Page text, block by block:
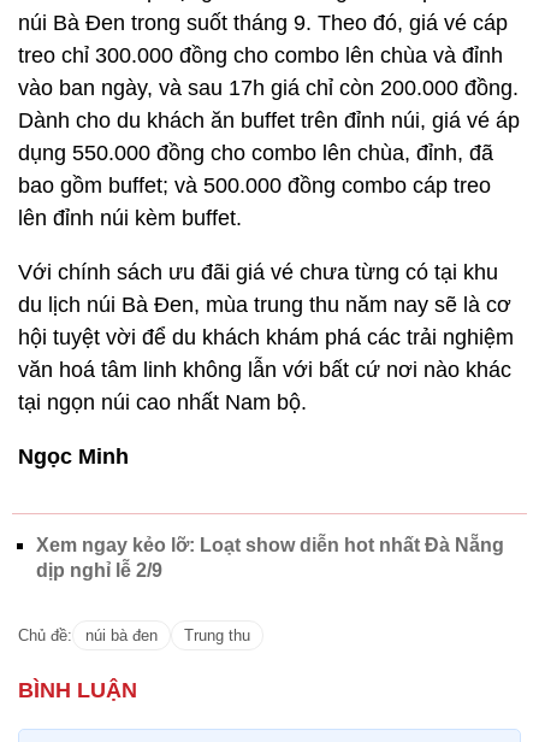
núi Bà Đen trong suốt tháng 9. Theo đó, giá vé cáp
treo chỉ 300.000 đồng cho combo lên chùa và đỉnh
vào ban ngày, và sau 17h giá chỉ còn 200.000 đồng.
Dành cho du khách ăn buffet trên đỉnh núi, giá vé áp
dụng 550.000 đồng cho combo lên chùa, đỉnh, đã
bao gồm buffet; và 500.000 đồng combo cáp treo
lên đỉnh núi kèm buffet.
Với chính sách ưu đãi giá vé chưa từng có tại khu
du lịch núi Bà Đen, mùa trung thu năm nay sẽ là cơ
hội tuyệt vời để du khách khám phá các trải nghiệm
văn hoá tâm linh không lẫn với bất cứ nơi nào khác
tại ngọn núi cao nhất Nam bộ.
Ngọc Minh
Xem ngay kẻo lỡ: Loạt show diễn hot nhất Đà Nẵng
dịp nghỉ lễ 2/9
Chủ đề: núi bà đen Trung thu